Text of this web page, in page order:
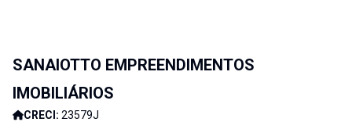
SANAIOTTO EMPREENDIMENTOS
IMOBILIÁRIOS
CRECI: 23579J